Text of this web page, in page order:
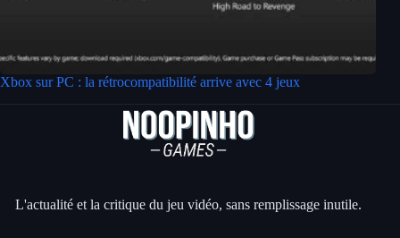
Xbox sur PC : la rétrocompatibilité arrive avec 4 jeux
L'actualité et la critique du jeu vidéo, sans remplissage inutile.